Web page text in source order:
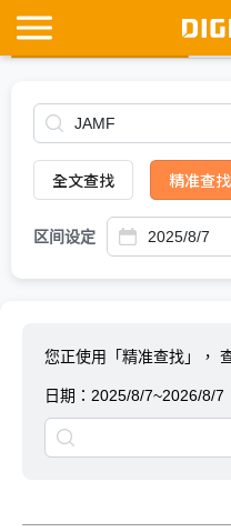
全文查找 精准查找
区间设定
您正使用「精准查找」，
日期： 2025/8/7~2026/8/7